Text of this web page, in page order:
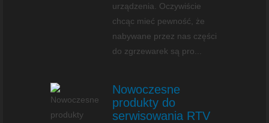
urządzenia. Oczywiście
chcąc mieć pewność, że
nabywane przez nas części
do zgrzewarek są pro...
Nowoczesne
produkty do
serwisowania RTV